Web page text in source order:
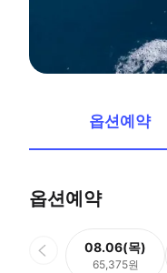
옵션예약
옵션예약
08.06(목)
65,375원